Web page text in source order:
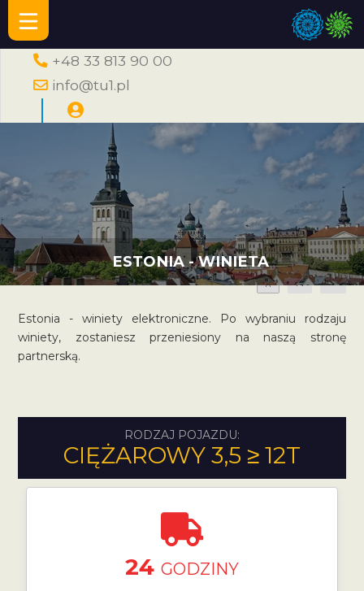
+48 33 813 90 00
info@tu1.pl
ESTONIA - WINIETA
A A A
Estonia - winiety elektroniczne. Po wybraniu rodzaju
winiety, zostaniesz przeniesiony na naszą stronę
partnerską.
RODZAJ POJAZDU:
CIĘŻAROWY 3,5 ≥ 12T
24 GODZINY